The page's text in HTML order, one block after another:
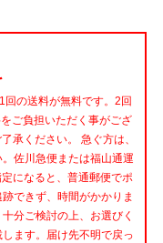
の送料が無料です。2回
ご負担いただく事がござ
承ください。 急ぐ方は、
佐川急便または福山通運
になると、普通郵便でポ
できず、時間がかかりま
分ご検討の上、お選びく
ます。届け先不明で戻っ